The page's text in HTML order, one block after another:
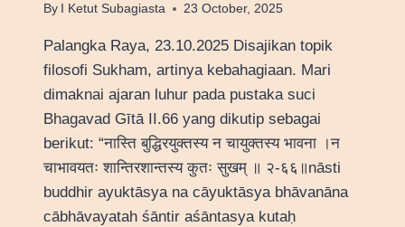
By I Ketut Subagiasta 23 October, 2025
Palangka Raya, 23.10.2025 Disajikan topik
filosofi Sukham, artinya kebahagiaan. Mari
dimaknai ajaran luhur pada pustaka suci
Bhagavad Gītā II.66 yang dikutip sebagai
berikut: “नास्ति बुद्धिरयुक्तस्य न चायुक्तस्य भावना ।न
चाभावयतः शान्तिरशान्तस्य कुतः सुखम् ॥ २-६६॥nāsti
buddhir ayuktāsya na cāyuktāsya bhāvanāna
cābhāvayatah śāntir aśāntasya kutaḥ